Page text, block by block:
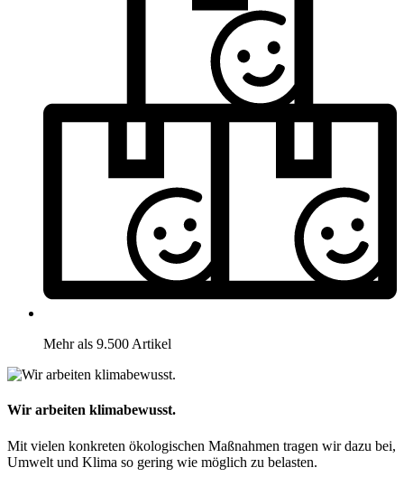
Mehr als 9.500 Artikel
Wir arbeiten klimabewusst.
Mit vielen konkreten ökologischen Maßnahmen tragen wir dazu bei,
Umwelt und Klima so gering wie möglich zu belasten.